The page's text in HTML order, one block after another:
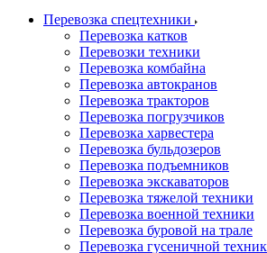
Перевозка спецтехники
Перевозка катков
Перевозки техники
Перевозка комбайна
Перевозка автокранов
Перевозка тракторов
Перевозка погрузчиков
Перевозка харвестера
Перевозка бульдозеров
Перевозка подъемников
Перевозка экскаваторов
Перевозка тяжелой техники
Перевозка военной техники
Перевозка буровой на трале
Перевозка гусеничной